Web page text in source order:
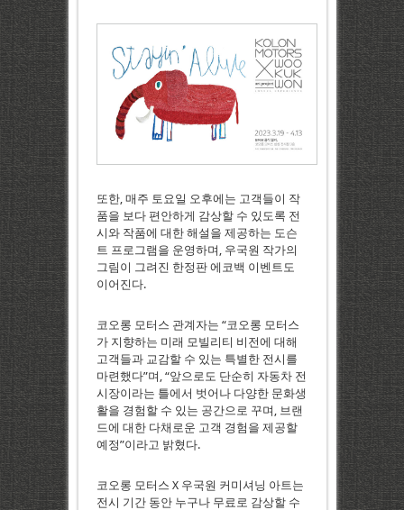
또한, 매주 토요일 오후에는 고객들이 작
품을 보다 편안하게 감상할 수 있도록 전
시와 작품에 대한 해설을 제공하는 도슨
트 프로그램을 운영하며, 우국원 작가의
그림이 그려진 한정판 에코백 이벤트도
이어진다.
코오롱 모터스 관계자는 “코오롱 모터스
가 지향하는 미래 모빌리티 비전에 대해
고객들과 교감할 수 있는 특별한 전시를
마련했다”며, “앞으로도 단순히 자동차 전
시장이라는 틀에서 벗어나 다양한 문화생
활을 경험할 수 있는 공간으로 꾸며, 브랜
드에 대한 다채로운 고객 경험을 제공할
예정”이라고 밝혔다.
코오롱 모터스 X 우국원 커미셔닝 아트는
전시 기간 동안 누구나 무료로 감상할 수